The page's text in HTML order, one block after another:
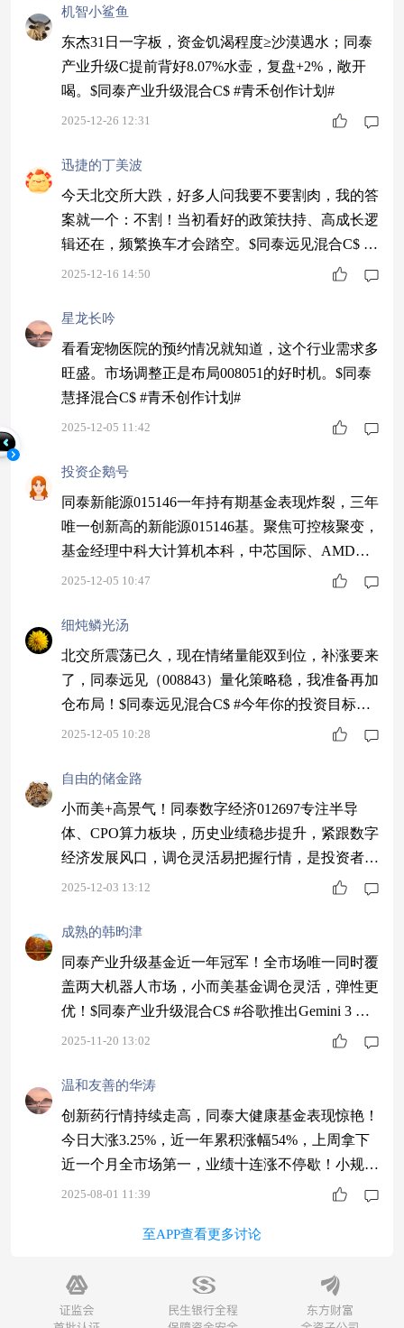
机智小鲨鱼
东杰31日一字板，资金饥渴程度≥沙漠遇水；同泰
产业升级C提前背好8.07%水壶，复盘+2%，敞开
喝。$同泰产业升级混合C$ #青禾创作计划#
2025-12-26 12:31
迅捷的丁美波
今天北交所大跌，好多人问我要不要割肉，我的答
案就一个：不割！当初看好的政策扶持、高成长逻
辑还在，频繁换车才会踏空。$同泰远见混合C$ #
挖掘超额收益#
2025-12-16 14:50
星龙长吟
看看宠物医院的预约情况就知道，这个行业需求多
旺盛。市场调整正是布局008051的好时机。$同泰
慧择混合C$ #青禾创作计划#
2025-12-05 11:42
投资企鹅号
同泰新能源015146一年持有期基金表现炸裂，三年
唯一创新高的新能源015146基。聚焦可控核聚变，
基金经理中科大计算机本科，中芯国际、AMD研
发经验，专家级管理。锁定期设计，长期持有更安
季行情”提前开启#
2025-12-05 10:47
细炖鳞光汤
北交所震荡已久，现在情绪量能双到位，补涨要来
了，同泰远见（008843）量化策略稳，我准备再加
仓布局！$同泰远见混合C$ #今年你的投资目标达
成了吗？#
2025-12-05 10:28
自由的储金路
小而美+高景气！同泰数字经济012697专注半导
体、CPO算力板块，历史业绩稳步提升，紧跟数字
经济发展风口，调仓灵活易把握行情，是投资者布
局科技赛道的优质选择～$同泰数字经济股票C$ #
2025-12-03 13:12
成熟的韩昀津
同泰产业升级基金近一年冠军！全市场唯一同时覆
盖两大机器人市场，小而美基金调仓灵活，弹性更
优！$同泰产业升级混合C$ #谷歌推出Gemini 3 图
像编程能力升级#
2025-11-20 13:02
温和友善的华涛
创新药行情持续走高，同泰大健康基金表现惊艳！
今日大涨3.25%，近一年累积涨幅54%，上周拿下
近一个月全市场第一，业绩十连涨不停歇！小规模
基金，调仓如神，修复力强，业绩就是牛！$同泰
2025-08-01 11:39
至APP查看更多讨论